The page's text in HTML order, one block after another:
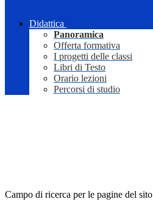
Didattica
Panoramica
Offerta formativa
I progetti delle classi
Libri di Testo
Orario lezioni
Percorsi di studio
Campo di ricerca per le pagine del sito